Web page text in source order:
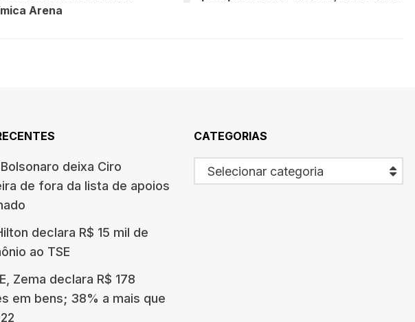
Arena
deixa Ciro
de fora da lista de apoios
declara R$ 15 mil de
ao TSE
Zema declara R$ 178
em bens; 38% a mais que
CATEGORIAS
Selecionar categoria